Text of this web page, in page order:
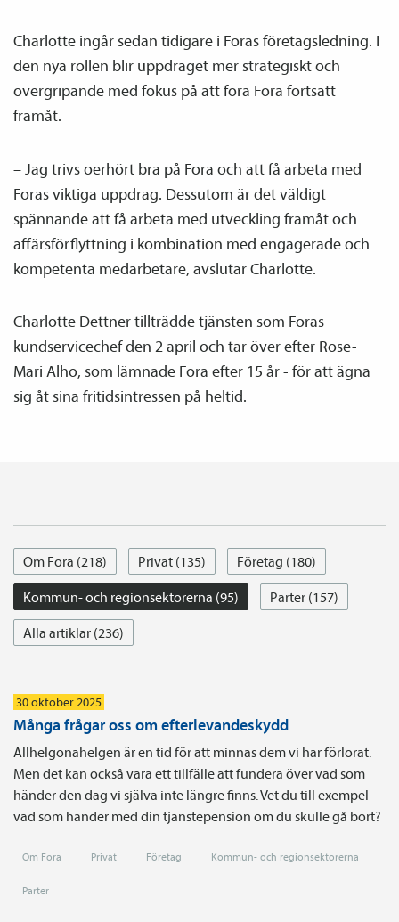
Charlotte ingår sedan tidigare i Foras företags­ledning. I
den nya rollen blir uppdraget mer strategiskt och
övergripande med fokus på att föra Fora fortsatt
framåt.
– Jag trivs oerhört bra på Fora och att få arbeta med
Foras viktiga uppdrag. Dessutom är det väldigt
spännande att få arbeta med utveckling framåt och
affärsförflyttning i kombination med engagerade och
kompetenta medarbetare, avslutar Charlotte.
Charlotte Dettner tillträdde tjänsten som Foras
kundservicechef den 2 april och tar över efter Rose-
Mari Alho, som lämnade Fora efter 15 år - för att ägna
sig åt sina fritidsintressen på heltid.
Om Fora (218) Privat (135)
Företag (180)
Kommun- och regionsektorerna (95)
Parter (157)
Alla artiklar (236)
30 oktober 2025
Många frågar oss om efterlevandeskydd
Allhelgonahelgen är en tid för att minnas dem vi har förlorat.
Men det kan också vara ett tillfälle att fundera över vad som
händer den dag vi själva inte längre finns. Vet du till exempel
vad som händer med din tjänstepension om du skulle gå bort?
Om Fora Privat Företag Kommun- och regionsektorerna
Parter